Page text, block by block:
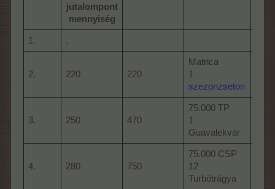
jutalompont
mennyiség
1. .
2. 220 220
Matrica
1
szezonzseton
3. 250 470
75.000 TP
1
Guavalekvár
4. 280 750
75.000 CSP
12
Turbótrágya